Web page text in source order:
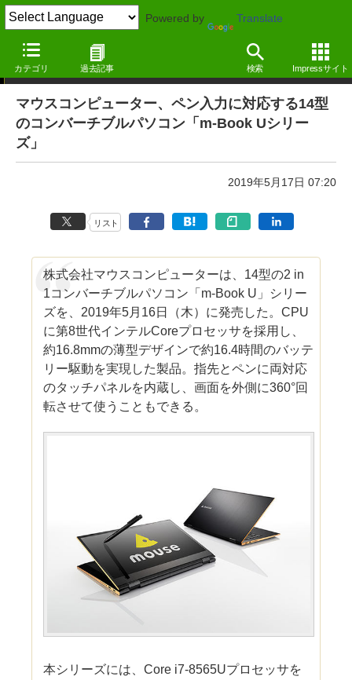
Powered by Translate
カテゴリ 過去記事 検索 Impressサイト
ニュース ―MdN Design Interactive edition―
マウスコンピューター、ペン入力に対応する14型
のコンバーチブルパソコン「m-Book Uシリー
ズ」
2019年5月17日 07:20
リスト
株式会社マウスコンピューターは、14型の2 in
1コンバーチブルパソコン「m-Book U」シリー
ズを、2019年5月16日（木）に発売した。CPU
に第8世代インテルCoreプロセッサを採用し、
約16.8mmの薄型デザインで約16.4時間のバッテ
リー駆動を実現した製品。指先とペンに両対応
のタッチパネルを内蔵し、画面を外側に360°回
転させて使うこともできる。
本シリーズには、Core i7-8565Uプロセッサを